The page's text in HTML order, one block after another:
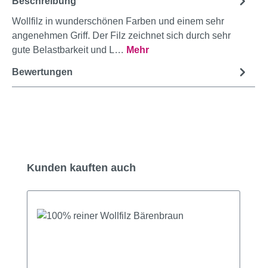
Wollfilz in wunderschönen Farben und einem sehr
angenehmen Griff. Der Filz zeichnet sich durch sehr
gute Belastbarkeit und L… Mehr
Bewertungen
Produktgalerie überspringen
Kunden kauften auch